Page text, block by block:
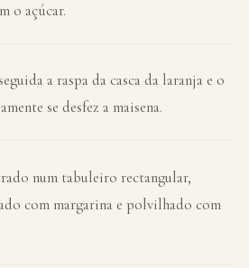
o açúcar.
a raspa da casca da laranja e o
se desfez a maisena.
num tabuleiro rectangular,
com margarina e polvilhado com